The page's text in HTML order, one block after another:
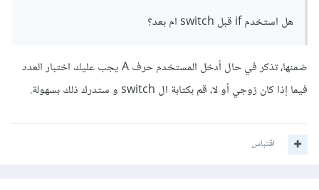
هل استخدم if قبل switch ام بعد؟
ضمنها، تذكر في حال أدخل المستخدم حرف A يجب عليك اختبار العدد
فيما إذا كان زوجي أو لا، قم بكتابة ال switch و ستدرك ذلك بسهولة.
اقتباس